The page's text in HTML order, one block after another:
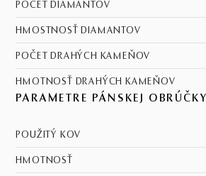
POČET DIAMANTOV
HMOSTNOSŤ DIAMANTOV
POČET DRAHÝCH KAMEŇOV
HMOTNOSŤ DRAHÝCH KAMEŇOV
PARAMETRE PÁNSKEJ OBRÚČKY
POUŽITÝ KOV
HMOTNOSŤ